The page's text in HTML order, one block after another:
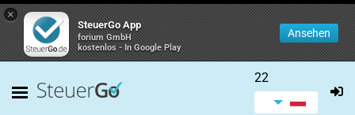
×
SteuerGo App
forium GmbH
kostenlos - In Google Play
Ansehen
22